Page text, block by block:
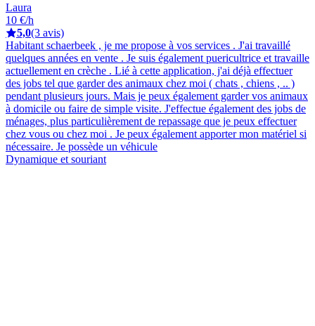
Laura
10 €/h
5,0(3 avis)
Habitant schaerbeek , je me propose à vos services . J'ai travaillé
quelques années en vente . Je suis également puericultrice et travaille
actuellement en crèche . Lié à cette application, j'ai déjà effectuer
des jobs tel que garder des animaux chez moi ( chats , chiens , .. )
pendant plusieurs jours. Mais je peux également garder vos animaux
à domicile ou faire de simple visite. J'effectue également des jobs de
ménages, plus particulièrement de repassage que je peux effectuer
chez vous ou chez moi . Je peux également apporter mon matériel si
nécessaire. Je possède un véhicule
Dynamique et souriant